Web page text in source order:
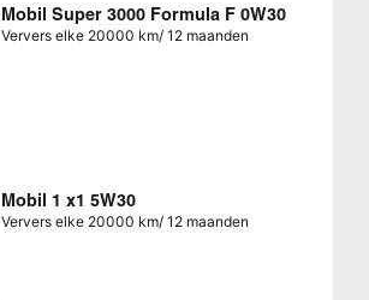
Mobil Super 3000 Formula F 0W30
Ververs elke 20000 km/ 12 maanden
Mobil 1 x1 5W30
Ververs elke 20000 km/ 12 maanden